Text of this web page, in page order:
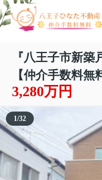
『八王子市新
【仲介手数料
3,280万円
1/32